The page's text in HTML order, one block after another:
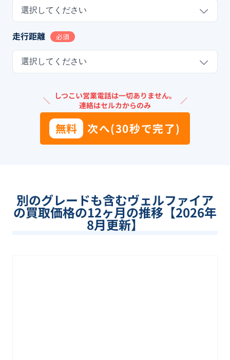
選択してください
走行距離 必須
選択してください
＼ しつこい営業電話は一切ありません。
連絡はセルカからのみ
／
無料 次へ(30秒で完了)
別のグレードも含むヴェルファイア
の買取価格の12ヶ月の推移【2026年
8月更新】